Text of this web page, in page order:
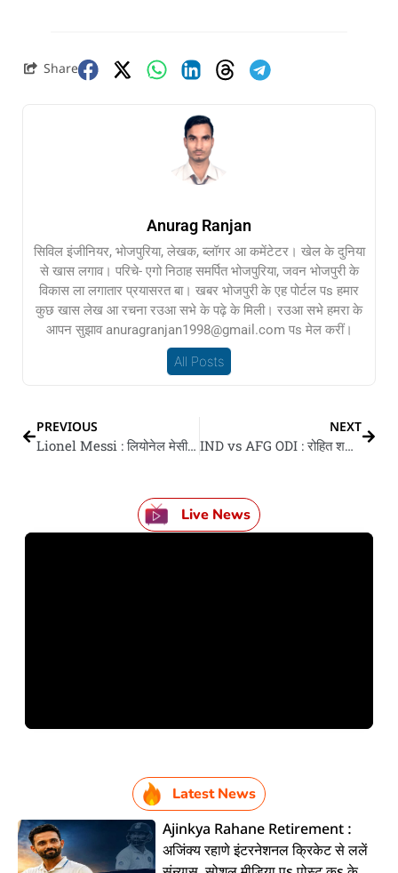
Share
Anurag Ranjan
सिविल इंजीनियर, भोजपुरिया, लेखक, ब्लॉगर आ कमेंटेटर। खेल के दुनिया
से खास लगाव। परिचे- एगो निठाह समर्पित भोजपुरिया, जवन भोजपुरी के
विकास ला लगातार प्रयासरत बा। खबर भोजपुरी के एह पोर्टल पs हमार
कुछ खास लेख आ रचना रउआ सभे के पढ़े के मिली। रउआ सभे हमरा के
आपन सुझाव anuragranjan1998@gmail.com पs मेल करीं।
All Posts
PREVIOUS
Lionel Messi : लियोनेल मेसी के हैट्रिक से रिकॉर्ड्स के टूटल बाढ़, अर्जेंटीना के अल्जीरिया पs सानदार जीत
NEXT
IND vs AFG ODI : रोहित शर्मा रचलें इतिहास, लिस्ट ए क्रिकेट में 14 हजार रन पूरा करे वाला भारत के टॉप-5 बल्लेबाजन में भइलें सामिल
Live News
Latest News
Ajinkya Rahane Retirement :
अजिंक्य रहाणे इंटरनेशनल क्रिकेट से ललें